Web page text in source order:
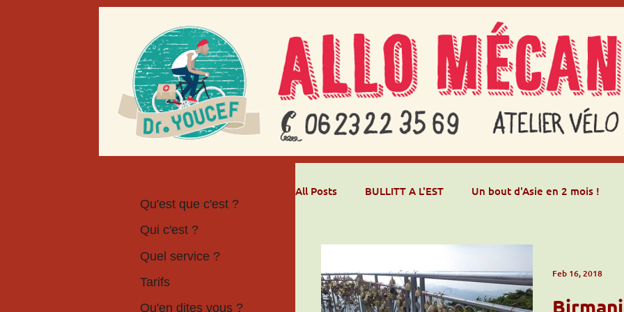
Qu'est que c'est ?
Qui c'est ?
Quel service ?
Tarifs
Qu'en dites vous ?
All Posts BULLITT A L'EST Un bout d'Asie en 2 mois !
Feb 16, 2018